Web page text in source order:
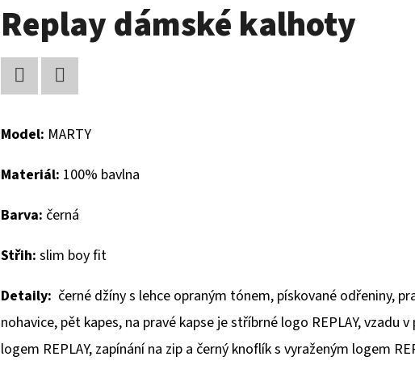
Replay dámské kalhoty
Model: MARTY
Materiál: 100% bavlna
Barva: černá
Střih: slim boy fit
Detaily: černé džíny s lehce opraným tónem, pískované odřeniny,
nohavice, pět kapes, na pravé kapse je stříbrné logo REPLAY, vzadu
logem REPLAY, zapínání na zip a černý knoflík s vyraženým logem